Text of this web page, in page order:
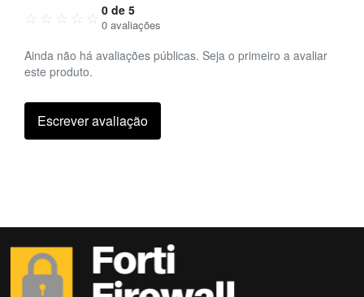
☆ ☆ ☆ ☆ ☆ 0 de 5
0 avaliações
Ainda não há avaliações públicas. Seja o primeiro a avaliar
este produto.
Escrever avaliação